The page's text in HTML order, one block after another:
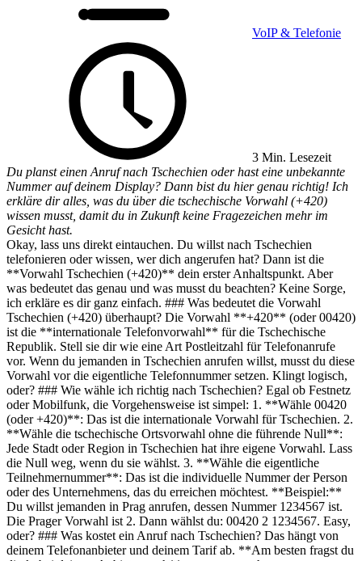
VoIP & Telefonie
3 Min. Lesezeit
Du planst einen Anruf nach Tschechien oder hast eine unbekannte
Nummer auf deinem Display? Dann bist du hier genau richtig! Ich
erkläre dir alles, was du über die tschechische Vorwahl (+420)
wissen musst, damit du in Zukunft keine Fragezeichen mehr im
Gesicht hast.
Okay, lass uns direkt eintauchen. Du willst nach Tschechien
telefonieren oder wissen, wer dich angerufen hat? Dann ist die
**Vorwahl Tschechien (+420)** dein erster Anhaltspunkt. Aber
was bedeutet das genau und was musst du beachten? Keine Sorge,
ich erkläre es dir ganz einfach. ### Was bedeutet die Vorwahl
Tschechien (+420) überhaupt? Die Vorwahl **+420** (oder 00420)
ist die **internationale Telefonvorwahl** für die Tschechische
Republik. Stell sie dir wie eine Art Postleitzahl für Telefonanrufe
vor. Wenn du jemanden in Tschechien anrufen willst, musst du diese
Vorwahl vor die eigentliche Telefonnummer setzen. Klingt logisch,
oder? ### Wie wähle ich richtig nach Tschechien? Egal ob Festnetz
oder Mobilfunk, die Vorgehensweise ist simpel: 1. **Wähle 00420
(oder +420)**: Das ist die internationale Vorwahl für Tschechien. 2.
**Wähle die tschechische Ortsvorwahl ohne die führende Null**:
Jede Stadt oder Region in Tschechien hat ihre eigene Vorwahl. Lass
die Null weg, wenn du sie wählst. 3. **Wähle die eigentliche
Teilnehmernummer**: Das ist die individuelle Nummer der Person
oder des Unternehmens, das du erreichen möchtest. **Beispiel:**
Du willst jemanden in Prag anrufen, dessen Nummer 1234567 ist.
Die Prager Vorwahl ist 2. Dann wählst du: 00420 2 1234567. Easy,
oder? ### Was kostet ein Anruf nach Tschechien? Das hängt von
deinem Telefonanbieter und deinem Tarif ab. **Am besten fragst du